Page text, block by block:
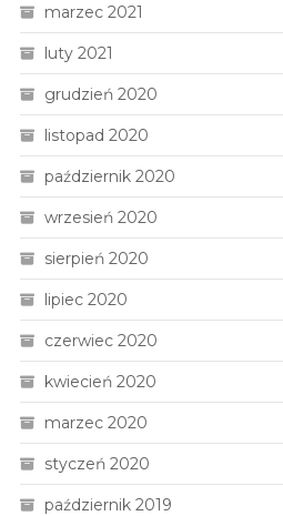
marzec 2021
luty 2021
grudzień 2020
listopad 2020
październik 2020
wrzesień 2020
sierpień 2020
lipiec 2020
czerwiec 2020
kwiecień 2020
marzec 2020
styczeń 2020
październik 2019